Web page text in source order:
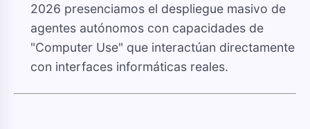
2026 presenciamos el despliegue masivo de
agentes autónomos con capacidades de
"Computer Use" que interactúan directamente
con interfaces informáticas reales.